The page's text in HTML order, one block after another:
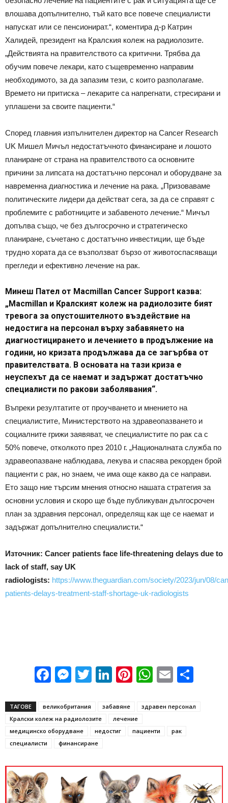
влошава допълнително, тъй като все повече специалисти
напускат или се пенсионират.“, коментира д-р Катрин
Халидей, президент на Кралския колеж на радиолозите.
„Действията на правителството са критични. Трябва да
обучим повече лекари, като същевременно направим
необходимото, за да запазим тези, с които разполагаме.
Времето ни притиска – лекарите са напрегнати, стресирани и
уплашени за своите пациенти.“
Според главния изпълнителен директор на Cancer Research
UK Мишел Мичъл недостатъчното финансиране и лошото
планиране от страна на правителството са основните
причини за липсата на достатъчно персонал и оборудване за
навременна диагностика и лечение на рака. „Призоваваме
политическите лидери да действат сега, за да се справят с
проблемите с работниците и забавеното лечение.“ Мичъл
допълва също, че без дългосрочно и стратегическо
планиране, съчетано с достатъчно инвестиции, ще бъде
трудно хората да се възползват бързо от животоспасяващи
прегледи и ефективно лечение на рак.
Минеш Пател от Macmillan Cancer Support казва:
„Macmillan и Кралският колеж на радиолозите бият
тревога за опустошителното въздействие на
недостига на персонал върху забавянето на
диагностицирането и лечението в продължение на
години, но кризата продължава да се загърбва от
правителствата. В основата на тази криза е
неуспехът да се наемат и задържат достатъчно
специалисти по ракови заболявания“.
Въпреки резултатите от проучването и мнението на
специалистите, Министерството на здравеопазването и
социалните грижи заявяват, че специалистите по рак са с
50% повече, отколкото през 2010 г. „Националната служба по
здравеопазване наблюдава, лекува и спасява рекорден брой
пациенти с рак, но знаем, че има още какво да се направи.
Ето защо ние търсим мнения относно нашата стратегия за
основни условия и скоро ще бъде публикуван дългосрочен
план за здравния персонал, определящ как ще се наемат и
задържат допълнително специалисти.“
Източник: Cancer patients face life-threatening delays due to
lack of staff, say UK
radiologists: https://www.theguardian.com/society/2023/jun/08/
patients-delays-treatment-staff-shortage-uk-radiologists
Facebook
Messenger
Twitter
LinkedIn
Pinterest
WhatsApp
Email
ТАГОВЕ великобритания забавяне
здравен персонал
Кралски колеж на радиолозите
лечение
медицинско оборудване
недостиг пациенти
рак
специалисти
финансиране